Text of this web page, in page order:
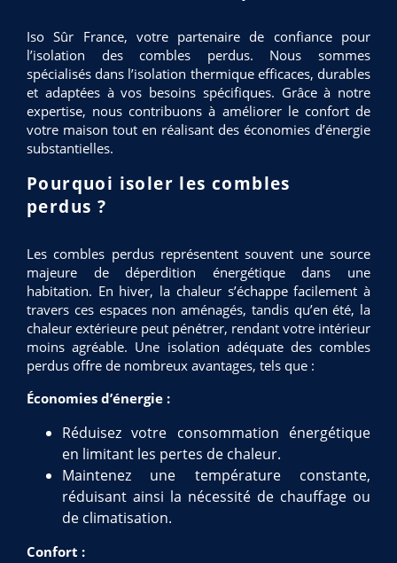
Iso Sûr France, votre partenaire de confiance pour
l’isolation des combles perdus. Nous sommes
spécialisés dans l’isolation thermique efficaces, durables
et adaptées à vos besoins spécifiques. Grâce à notre
expertise, nous contribuons à améliorer le confort de
votre maison tout en réalisant des économies d’énergie
substantielles.
Pourquoi isoler les combles
perdus ?
Les combles perdus représentent souvent une source
majeure de déperdition énergétique dans une
habitation. En hiver, la chaleur s’échappe facilement à
travers ces espaces non aménagés, tandis qu’en été, la
chaleur extérieure peut pénétrer, rendant votre intérieur
moins agréable. Une isolation adéquate des combles
perdus offre de nombreux avantages, tels que :
Économies d’énergie :
Réduisez votre consommation énergétique
en limitant les pertes de chaleur.
Maintenez une température constante,
réduisant ainsi la nécessité de chauffage ou
de climatisation.
Confort :